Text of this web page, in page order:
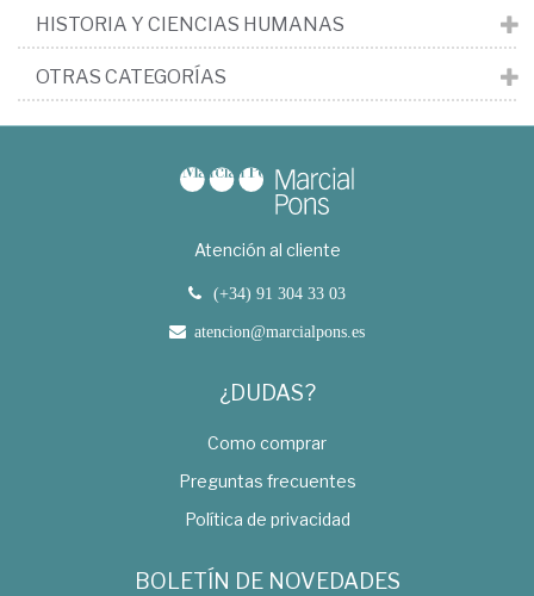
HISTORIA Y CIENCIAS HUMANAS
OTRAS CATEGORÍAS
Atención al cliente
(+34) 91 304 33 03
atencion@marcialpons.es
¿DUDAS?
Como comprar
Preguntas frecuentes
Política de privacidad
BOLETÍN DE NOVEDADES